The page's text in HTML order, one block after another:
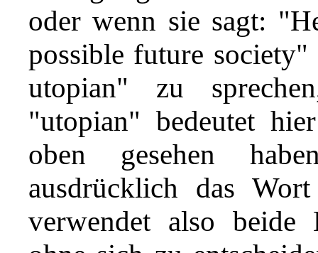
oder wenn sie sagt:
possible future
utopian" zu
"utopian" bedeutet
oben gesehen
ausdrücklich das
verwendet also beide